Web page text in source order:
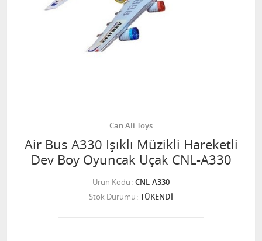
Can Ali Toys
Air Bus A330 Işıklı Müzikli Hareketli
Dev Boy Oyuncak Uçak CNL-A330
Ürün Kodu CNL-A330
Stok Durumu TÜKENDİ